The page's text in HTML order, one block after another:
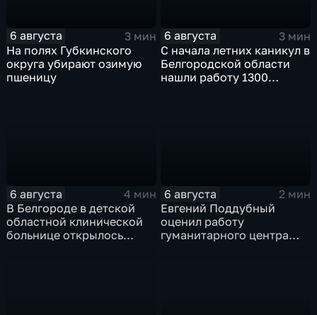
6 августа
3 мин
На полях Губкинского
округа убирают озимую
пшеницу
6 августа
3 мин
С начала летних каникул в
Белгородской области
нашли работу 1300
6 августа
4 мин
В Белгороде в детской
областной клинической
больнице открылось
6 августа
2 мин
Евгений Поддубный
оценил работу
гуманитарного центра